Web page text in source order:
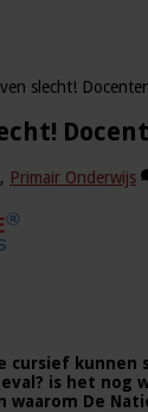
slecht!
, Primair Onderwijs
kunnen
is het nog
waarom De